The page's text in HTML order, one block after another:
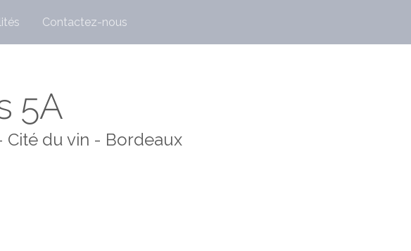
Contactez-nous
5A
Cité du vin - Bordeaux